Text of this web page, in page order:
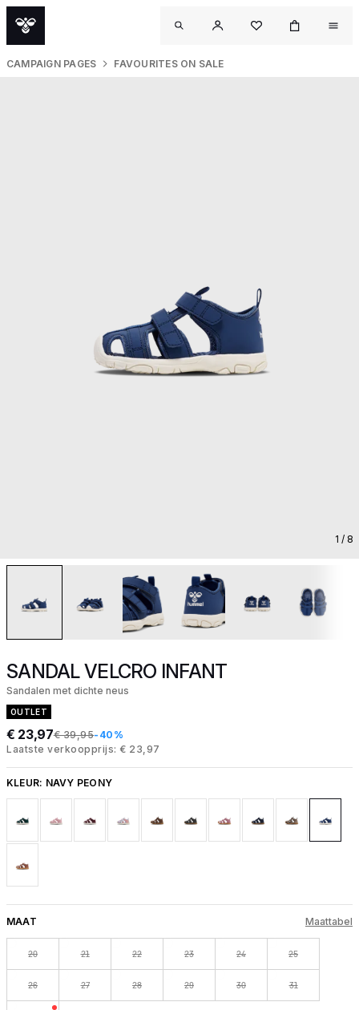
CAMPAIGN PAGES FAVOURITES ON SALE
1 / 8
SANDAL VELCRO INFANT
Sandalen met dichte neus
OUTLET
€ 23,97€ 39,95-40%
Laatste verkoopprijs: € 23,97
KLEUR: NAVY PEONY
MAAT Maattabel
20 21 22 23 24 25
26 27 28 29 30 31